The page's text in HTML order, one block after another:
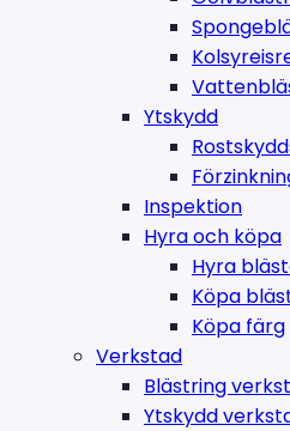
Ytskydd
Inspektion
Hyra och köpa
Hyra
Köpa
Köpa färg
Verkstad
Blästring
Ytskydd